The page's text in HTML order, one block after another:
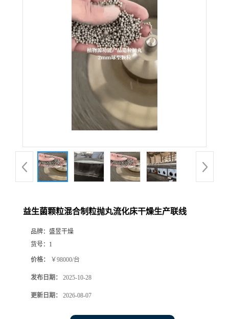
益生菌颗粒混合制粒抛丸流化床干燥生产联线
品牌： 盛昱干燥
货号： 1
价格： ￥98000/台
发布日期： 2025-10-28
更新日期： 2026-08-07